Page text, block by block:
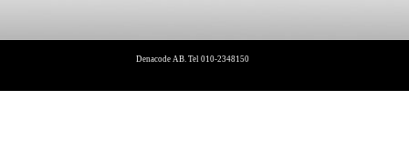
Denacode AB. Tel 010-2348150